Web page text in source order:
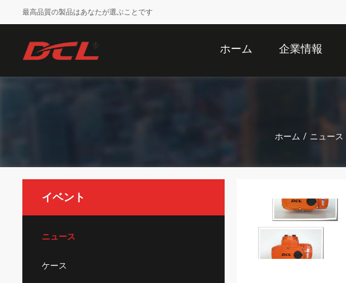
最高品質の製品はあなたが選ぶことです
ホーム 企業情報
ホーム / ニュース
イベント
ニュース
ケース